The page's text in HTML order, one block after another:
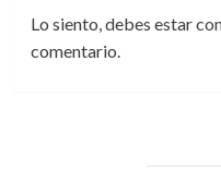
Lo siento, debes estar
comentario.